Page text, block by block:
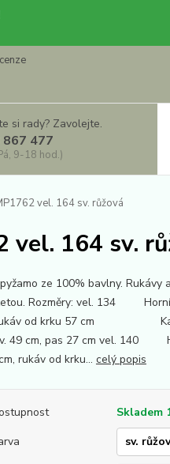
si rady? Zavolejte.
867 477
9-18 hod.)
vel. 164 sv. růžová
vel. 164 sv.
ze 100% bavlny. Rukávy
Rozměry: vel. 134 Horní
od krku 57 cm
49 cm, pas 27 cm vel. 140
rukáv od krku... celý popis
Skladem